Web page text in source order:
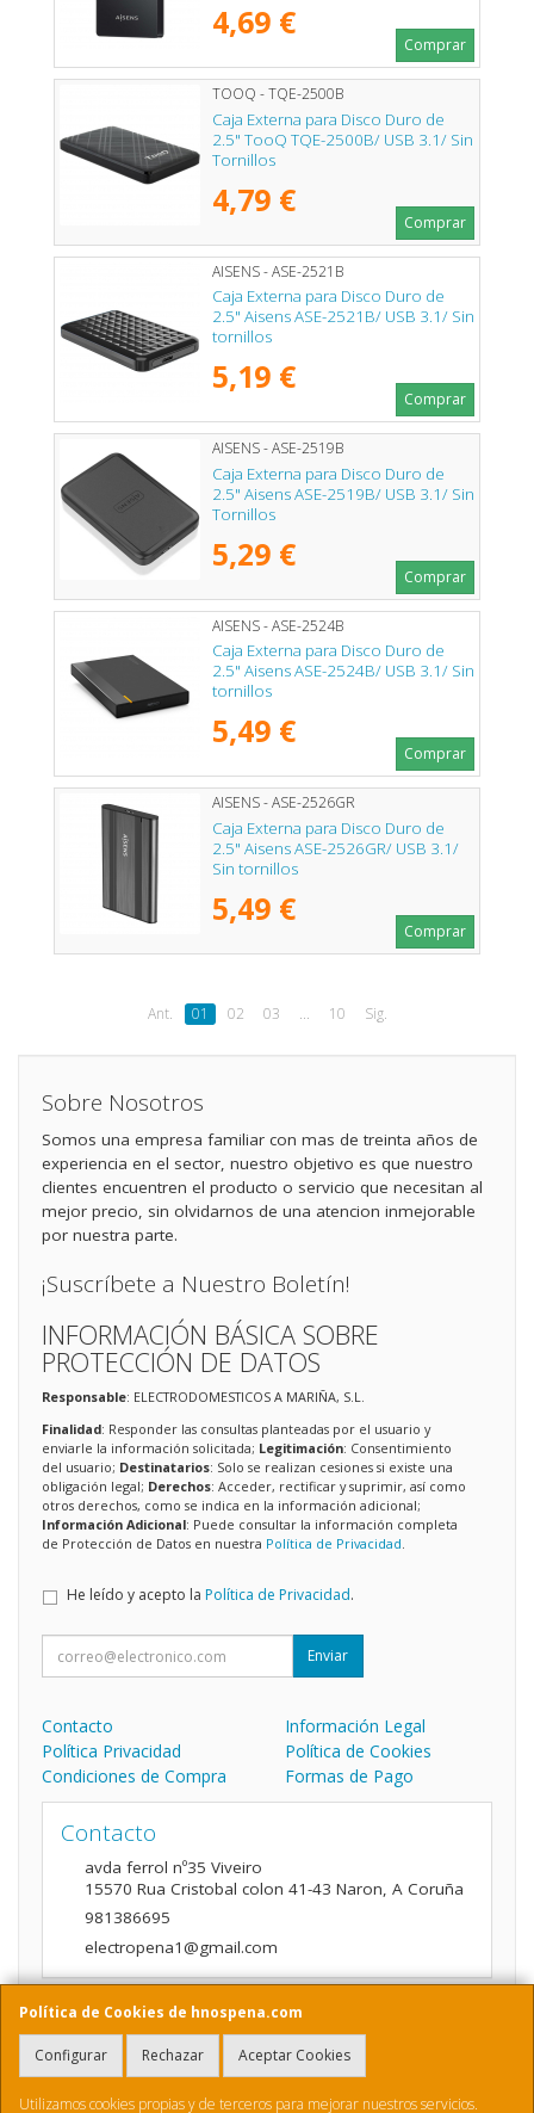
4,69 €
Comprar
TOOQ - TQE-2500B
Caja Externa para Disco Duro de
2.5" TooQ TQE-2500B/ USB 3.1/ Sin
Tornillos
4,79 €
Comprar
AISENS - ASE-2521B
Caja Externa para Disco Duro de
2.5" Aisens ASE-2521B/ USB 3.1/ Sin
tornillos
5,19 €
Comprar
AISENS - ASE-2519B
Caja Externa para Disco Duro de
2.5" Aisens ASE-2519B/ USB 3.1/ Sin
Tornillos
5,29 €
Comprar
AISENS - ASE-2524B
Caja Externa para Disco Duro de
2.5" Aisens ASE-2524B/ USB 3.1/ Sin
tornillos
5,49 €
Comprar
AISENS - ASE-2526GR
Caja Externa para Disco Duro de
2.5" Aisens ASE-2526GR/ USB 3.1/
Sin tornillos
5,49 €
Comprar
Ant. 01 02 03 ... 10 Sig.
Política de Cookies de hnospena.com
Configurar Rechazar Aceptar Cookies
Utilizamos cookies propias y de terceros para mejorar nuestros servicios.
Sobre Nosotros
Somos una empresa familiar con mas de treinta años de
experiencia en el sector, nuestro objetivo es que nuestro
clientes encuentren el producto o servicio que necesitan al
mejor precio, sin olvidarnos de una atencion inmejorable
por nuestra parte.
¡Suscríbete a Nuestro Boletín!
INFORMACIÓN BÁSICA SOBRE
PROTECCIÓN DE DATOS
Responsable: ELECTRODOMESTICOS A MARIÑA, S.L.
Finalidad: Responder las consultas planteadas por el usuario y
enviarle la información solicitada; Legitimación: Consentimiento
del usuario; Destinatarios: Solo se realizan cesiones si existe una
obligación legal; Derechos: Acceder, rectificar y suprimir, así como
otros derechos, como se indica en la información adicional;
Información Adicional: Puede consultar la información completa
de Protección de Datos en nuestra Política de Privacidad
He leído y acepto la Política de Privacidad.
Enviar
Contacto
Información Legal
Política Privacidad
Política de Cookies
Condiciones de Compra
Formas de Pago
Contacto
avda ferrol nº35 Viveiro
15570 Rua Cristobal colon 41-43 Naron, A Coruña
981386695
electropena1@gmail.com
Horario
9:00 a 14:00 y de 16:00 A 20:00